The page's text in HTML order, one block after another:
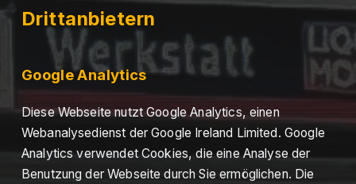
Drittanbietern
Google Analytics
Diese Webseite nutzt Google Analytics, einen
Webanalysedienst der Google Ireland Limited. Google
Analytics verwendet Cookies, die eine Analyse der
Benutzung der Webseite durch Sie ermöglichen. Die